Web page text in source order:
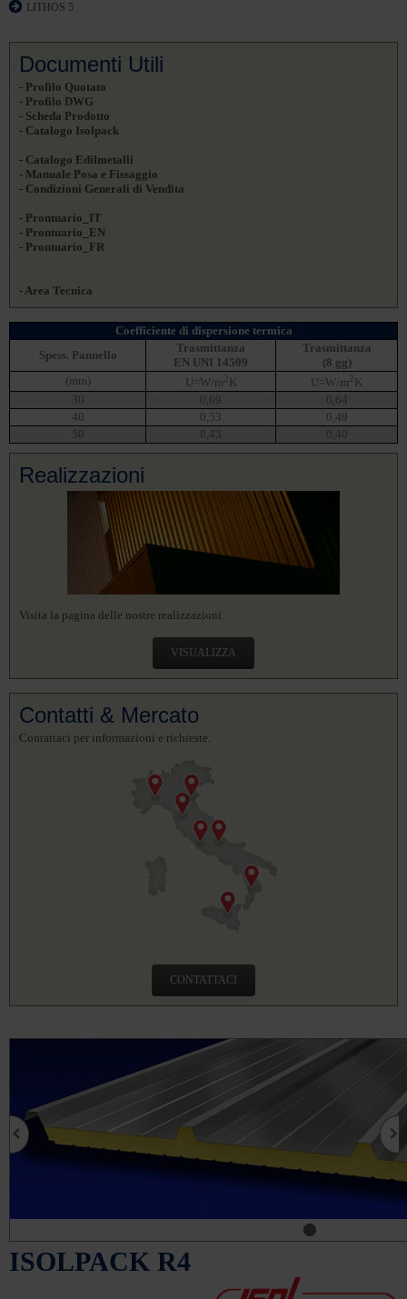
LITHOS 5
Documenti Utili
- Profilo Quotato
- Profilo DWG
- Scheda Prodotto
- Catalogo Isolpack
- Catalogo Edilmetalli
- Manuale Posa e Fissaggio
- Condizioni Generali di Vendita
- Prontuario_IT
- Prontuario_EN
- Prontuario_FR
- Area Tecnica
Coefficiente di dispersione termica
Spess. Pannello
Trasmittanza
EN UNI 14509
Trasmittanza
(8 gg)
(mm)
U=W/m 2K U=W/m 2K
30
0,69
0,64
40
0,53
0,49
50
0,43 0,40
Realizzazioni
Visita la pagina delle nostre realizzazioni.
VISUALIZZA
Contatti & Mercato
Contattaci per informazioni e richieste.
CONTATTACI
ISOLPACK R4